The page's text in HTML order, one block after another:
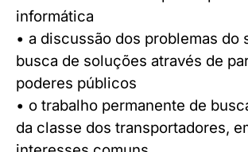
informática
• a discussão dos problemas do
busca de soluções através de
poderes públicos
• o trabalho permanente de
da classe dos transportadores,